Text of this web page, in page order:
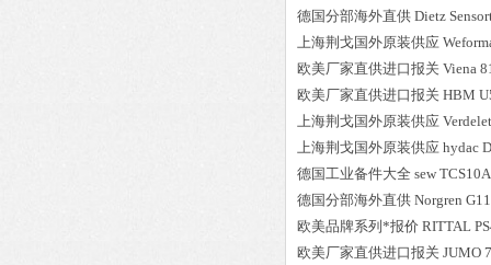
德国分部海外直供 Dietz
上海荆戈国外原装供应
欧美厂家直供进口报关 Viena
欧美厂家直供进口报关 HBM
上海荆戈国外原装供应 Verdelet
上海荆戈国外原装供应 hydac
德国工业备件大全 sew
德国分部海外直供 Norgren
欧美品牌系列*报价 RITTAL
欧美厂家直供进口报关 JUMO